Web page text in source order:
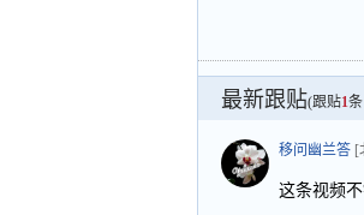
最新跟贴(跟贴1
移问幽兰答 [
这条视频